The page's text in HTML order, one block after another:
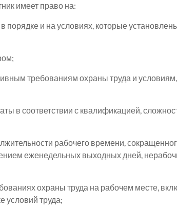
имеет право на:
порядке и на условиях, которые
требованиям охраны труда и
в соответствии с квалификацией,
рабочего времени,
еженедельных выходных дней,
охраны труда на рабочем месте,
условий труда;